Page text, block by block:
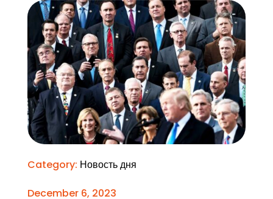
Category: Новость дня
December 6, 2023